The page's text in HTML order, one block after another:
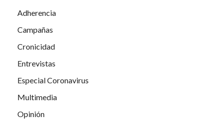
Adherencia
Campañas
Cronicidad
Entrevistas
Especial Coronavirus
Multimedia
Opinión